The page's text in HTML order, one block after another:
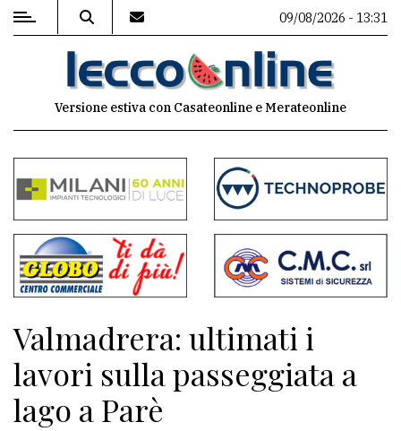
MENU
commenti
Contenuti
del
sito
Meteo
CONTATTI
09/08/2026 - 13:31
Versione estiva con Casateonline e Merateonline
Valmadrera: ultimati i
lavori sulla passeggiata a
lago a Parè